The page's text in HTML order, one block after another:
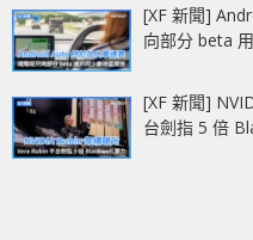
[XF 新聞]
向部分 beta
[XF 新聞]
台劍指 5 倍